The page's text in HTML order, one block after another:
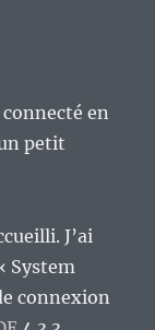
en
petit
J’ai
System
connexion